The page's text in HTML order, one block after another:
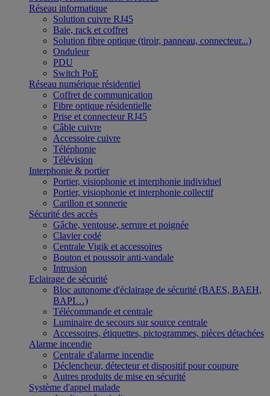
Réseau informatique
Solution cuivre RJ45
Baie, rack et coffret
Solution fibre optique (tiroir, panneau, connecteur...)
Onduleur
PDU
Switch PoE
Réseau numérique résidentiel
Coffret de communication
Fibre optique résidentielle
Prise et connecteur RJ45
Câble cuivre
Accessoire cuivre
Téléphonie
Télévision
Interphonie & portier
Portier, visiophonie et interphonie individuel
Portier, visiophonie et interphonie collectif
Carillon et sonnerie
Sécurité des accès
Gâche, ventouse, serrure et poignée
Clavier codé
Centrale Vigik et accessoires
Bouton et poussoir anti-vandale
Intrusion
Eclairage de sécurité
Bloc autonome d'éclairage de sécurité (BAES, BAEH,
BAPI…)
Télécommande et centrale
Luminaire de secours sur source centrale
Accessoires, étiquettes, pictogrammes, pièces détachées
Alarme incendie
Centrale d'alarme incendie
Déclencheur, détecteur et dispositif pour coupure
Autres produits de mise en sécurité
Système d'appel malade